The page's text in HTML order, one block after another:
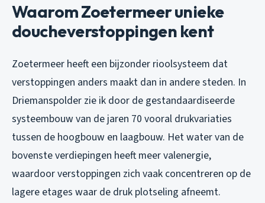
Waarom Zoetermeer unieke
doucheverstoppingen kent
Zoetermeer heeft een bijzonder rioolsysteem dat
verstoppingen anders maakt dan in andere steden. In
Driemanspolder zie ik door de gestandaardiseerde
systeembouw van de jaren 70 vooral drukvariaties
tussen de hoogbouw en laagbouw. Het water van de
bovenste verdiepingen heeft meer valenergie,
waardoor verstoppingen zich vaak concentreren op de
lagere etages waar de druk plotseling afneemt.